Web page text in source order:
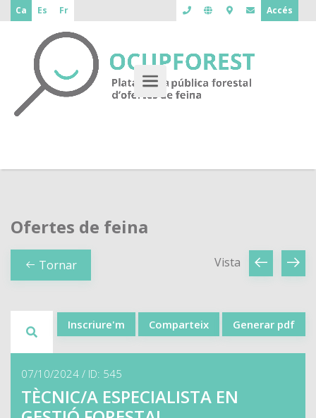
Ca Es Fr Accés
Ofertes de feina
Tornar Vista
Inscriure'm Comparteix Generar pdf
07/10/2024 / ID: 545
TÈCNIC/A ESPECIALISTA EN